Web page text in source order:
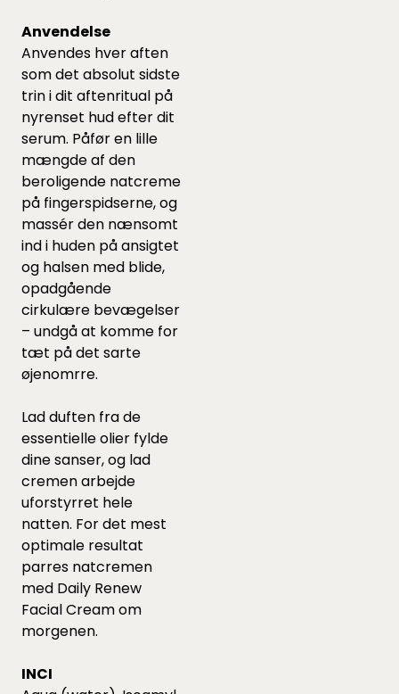
Anvendelse
Anvendes hver aften
som det absolut sidste
trin i dit aftenritual på
nyrenset hud efter dit
serum. Påfør en lille
mængde af den
beroligende natcreme
på fingerspidserne, og
massér den nænsomt
ind i huden på ansigtet
og halsen med blide,
opadgående
cirkulære bevægelser
– undgå at komme for
tæt på det sarte
øjenomrre.
Lad duften fra de
essentielle olier fylde
dine sanser, og lad
cremen arbejde
uforstyrret hele
natten. For det mest
optimale resultat
parres natcremen
med Daily Renew
Facial Cream om
morgenen.
INCI